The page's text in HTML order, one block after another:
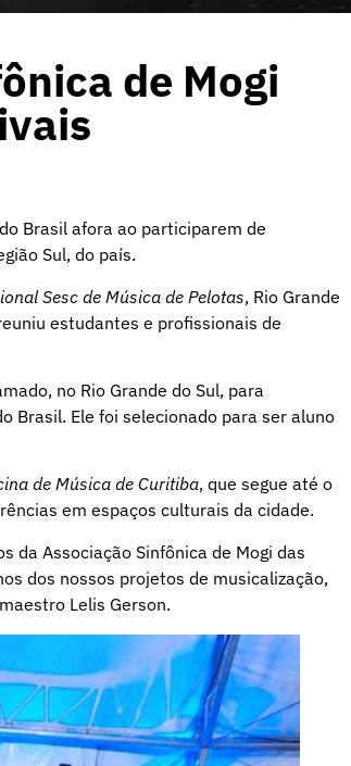
de Mogi
Brasil afora ao participarem de
Sul, do país.
Sesc de Música de Pelotas, Rio Grande
estudantes e profissionais de
no Rio Grande do Sul, para
Brasil. Ele foi selecionado para ser aluno
de Música de Curitiba, que segue até o
em espaços culturais da cidade.
da Associação Sinfônica de Mogi das
dos nossos projetos de musicalização,
Lelis Gerson.